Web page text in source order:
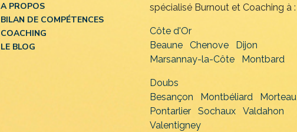
A PROPOS
BILAN DE COMPÉTENCES
COACHING
LE BLOG
spécialisé Burnout et Coaching à :
Côte d'Or
Beaune
Chenove
Dijon
Marsannay-la-Côte
Montbard
Doubs
Besançon
Montbéliard
Morteau
Pontarlier
Sochaux
Valdahon
Valentigney